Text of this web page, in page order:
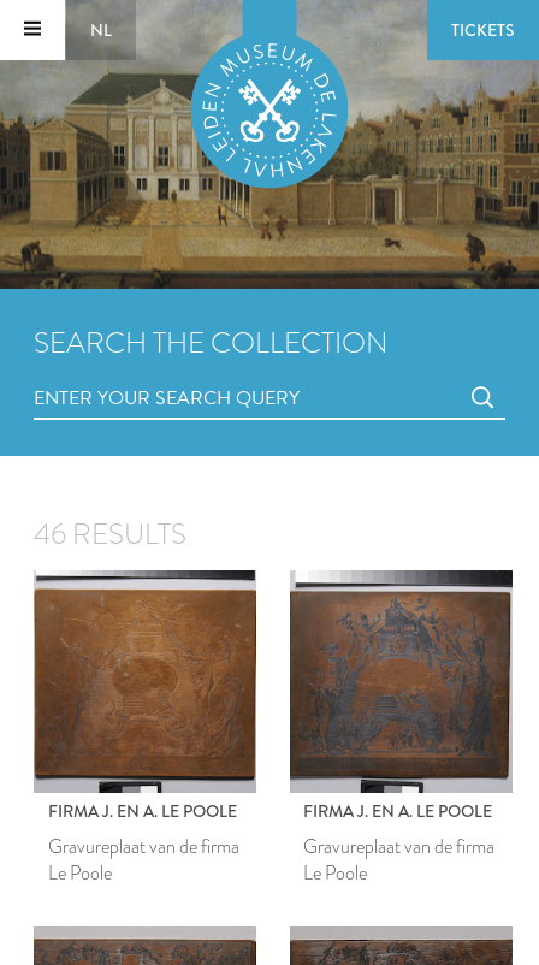
NL TICKETS
SEARCH THE COLLECTION
46 RESULTS
FIRMA J. EN A. LE POOLE
Gravureplaat van de firma
Le Poole
FIRMA J. EN A. LE POOLE
Gravureplaat van de firma
Le Poole